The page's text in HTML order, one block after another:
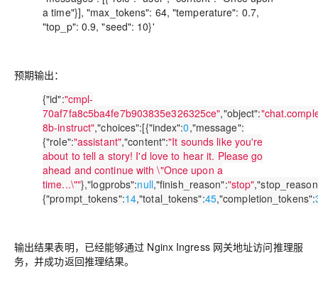
a time"}], "max_tokens": 64, "temperature": 0.7,
"top_p": 0.9, "seed": 10}'
预期输出：
{"id":"cmpl-
70af7fa8c5ba4fe7b903835e326325ce","object":
8b-instruct","choices":[{"index":0,"message":
{"role":"assistant","content":"It sounds like you're
about to tell a story! I'd love to hear it. Please go
ahead and continue with \"Once upon a
time...\""},"logprobs":null,"finish_reason":"stop",
{"prompt_tokens":14,"total_tokens":45,"completion_tokens":
输出结果表明，已经能够通过 Nginx Ingress 网关地址访问推理服
务，并成功返回推理结果。